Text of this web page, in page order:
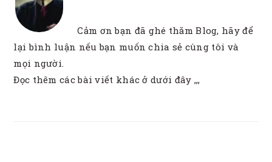
Cảm ơn bạn đã ghé thăm Blog, hãy để
lại bình luận nếu bạn muốn chia sẻ cùng tôi và
mọi người.
Đọc thêm các bài viết khác ở dưới đây ,,,